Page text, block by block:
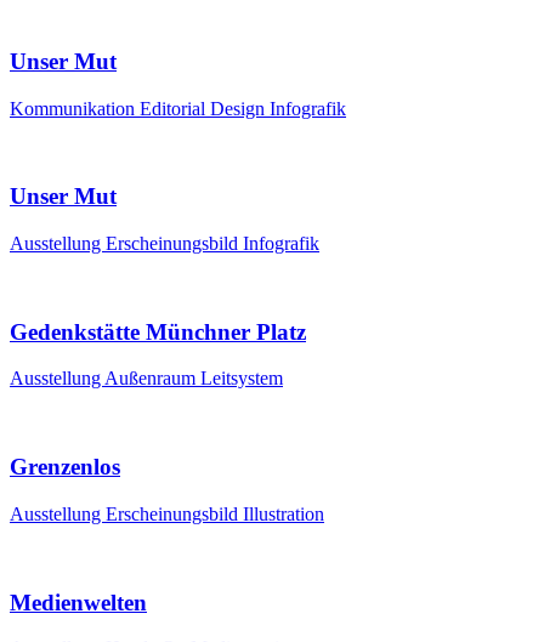
Unser Mut
Kommunikation Editorial Design Infografik
Unser Mut
Ausstellung Erscheinungsbild Infografik
Gedenkstätte Münchner Platz
AusstellungAußenraum Leitsystem
Grenzenlos
Ausstellung Erscheinungsbild Illustration
Medienwelten